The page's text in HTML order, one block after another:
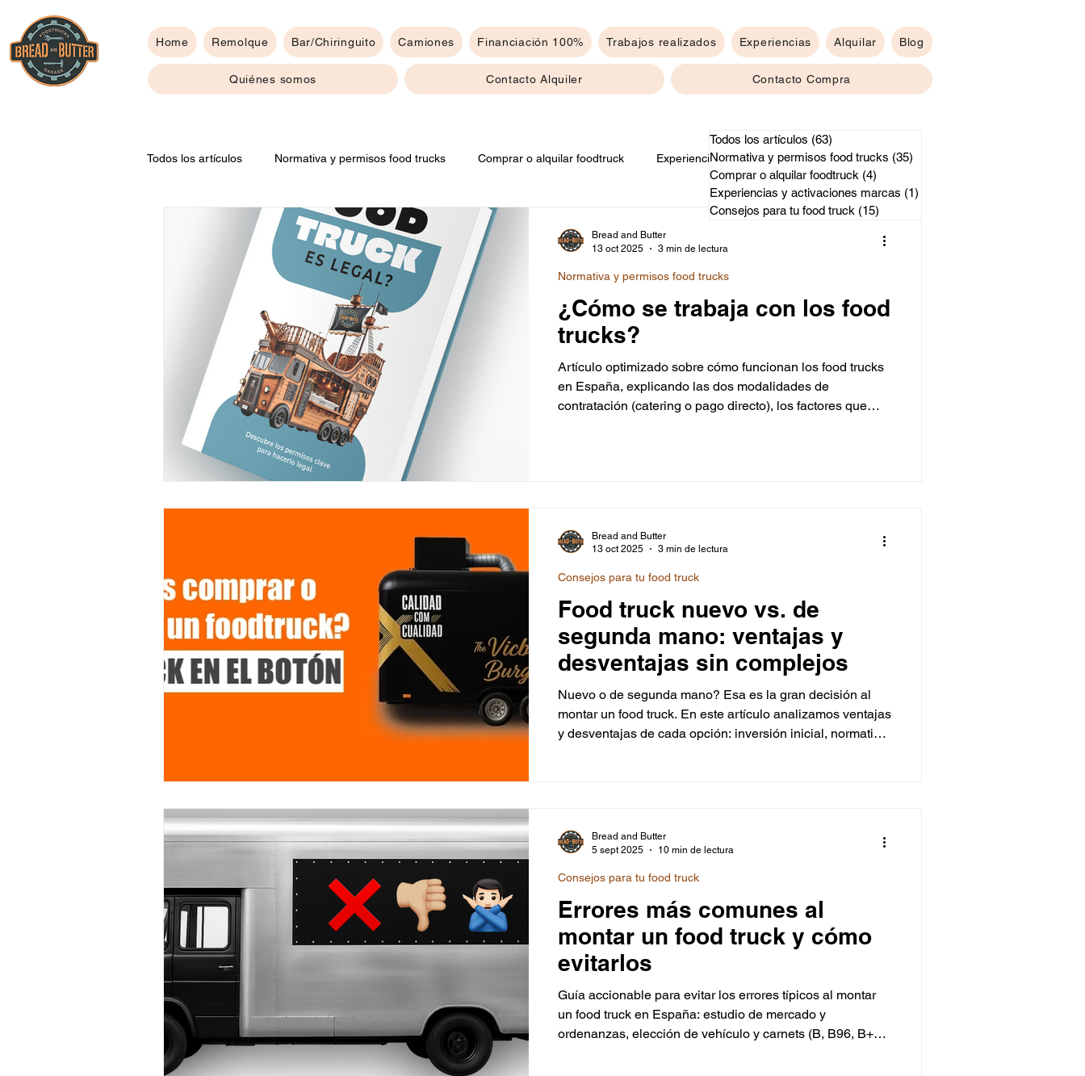
Home Remolque Bar/Chiringuito Camiones Financiación 100% Trabajos realizados Experiencias Alquilar Blog
Quiénes somos Contacto Alquiler Contacto Compra
Todos los artículos Normativa y permisos food trucks Comprar o alquilar foodtruck Experiencias y activaciones marcas
Consejos para tu food truck
¿Cómo se trabaja con los food
trucks?
Artículo optimizado sobre cómo funcionan los food trucks
en España, explicando las dos modalidades de
contratación (catering o pago directo), los factores que
Normativa y permisos food trucks
Bread and Butter
13 oct 2025
3 min de lectura
Food truck nuevo vs. de
segunda mano: ventajas y
desventajas sin complejos
Nuevo o de segunda mano? Esa es la gran decisión al
montar un food truck. En este artículo analizamos ventajas
y desventajas de cada opción: inversión inicial, normativa,
truck.
Consejos para tu food truck
Bread and Butter
13 oct 2025
3 min de lectura
Errores más comunes al
montar un food truck y cómo
evitarlos
Guía accionable para evitar los errores típicos al montar
un food truck en España: estudio de mercado y
ordenanzas, elección de vehículo y carnets (B, B96, B+E,
Consejos para tu food truck
Bread and Butter
5 sept 2025
10 min de lectura
Todos los artículos (63)
Normativa y permisos food trucks (35)
Comprar o alquilar foodtruck (4)
Experiencias y activaciones marcas (1)
Consejos para tu food truck (15)